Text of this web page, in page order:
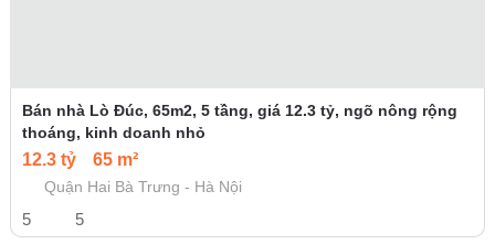
Bán nhà Lò Đúc, 65m2, 5 tầng, giá 12.3 tỷ, ngõ nông rộng
thoáng, kinh doanh nhỏ
12.3 tỷ 65 m²
Quận Hai Bà Trưng - Hà Nội
5 5